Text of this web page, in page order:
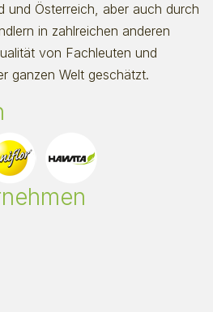
und Österreich, aber auch durch
in zahlreichen anderen
von Fachleuten und
ganzen Welt geschätzt.